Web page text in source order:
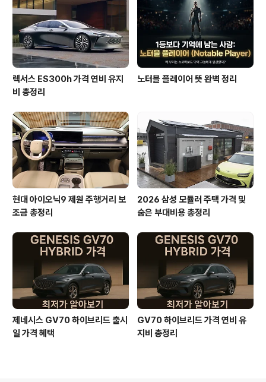
렉서스 ES300h 가격 연비 유지
비 총정리
노터블 플레이어 뜻 완벽 정리
현대 아이오닉9 제원 주행거리 보
조금 총정리
2026 삼성 모듈러 주택 가격 및
숨은 부대비용 총정리
제네시스 GV70 하이브리드 출시
일 가격 혜택
GV70 하이브리드 가격 연비 유
지비 총정리